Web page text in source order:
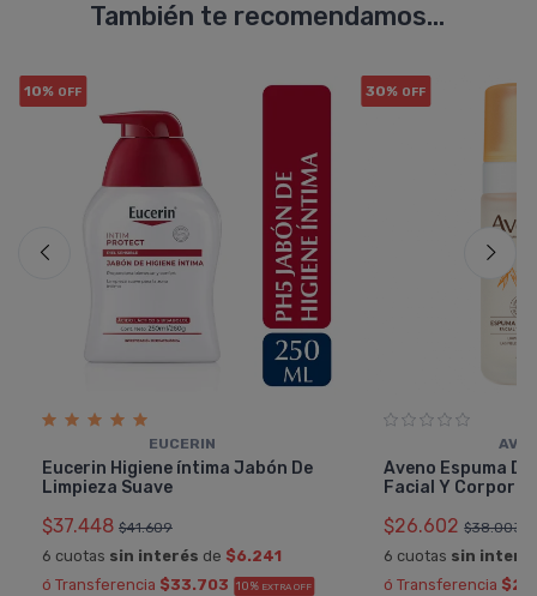
También te recomendamos...
10% OFF
EUCERIN
Eucerin Higiene í­ntima Jabón De
Limpieza Suave
$37.448 $41.609
6 cuotas sin interés de $6.241
ó Transferencia $33.703 10% EXTRA OFF
30% OFF
Aveno Espuma
Facial Y Corporal
$26.602 $38.003
6 cuotas sin
ó Transferencia